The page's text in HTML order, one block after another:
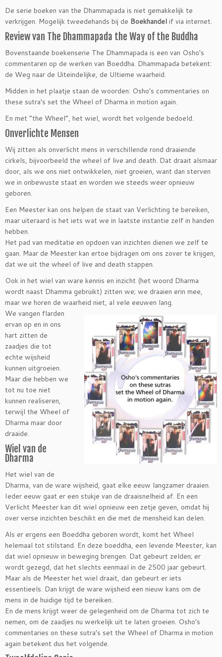
De serie boeken van the Dhammapada is niet gemakkelijk te
verkrijgen. Mogelijk tweedehands bij de Boekhandel if via internet.
Review van The Dhammapada the Way of the Buddha
Bovenstaande boekenserie The Dhammapada is een van Osho’s
commentaren op de werken van Boeddha. Dhammapada betekent:
de Weg naar de Uiteindelijke, de Ultieme waarheid.
Midden in het plaatje staan de woorden: Osho’s commentaries on
these sutra’s set the Wheel of Dharma in motion again.
En met “the Wheel”, het wiel, wordt het volgende bedoeld.
Onverlichte Mensen
Wij zitten als onverlicht mens in verschillende rond draaiende
cirkels, bijvoorbeeld the wheel of live and death. Dat draait alsmaar
door, als we ons niet ontwikkelen, niet groeien, want dan sterven
we in onbewuste staat en worden we steeds weer opnieuw
geboren.
Een Meester kan ons helpen de staat van Verlichting te bereiken,
maar uiteraard is het iets wat we in laatste instantie zelf in handen
hebben.
Het pad van meditatie en opdoen van inzichten dienen we zelf te
gaan. Maar de Meester kan ertoe bijdragen om ons zover te krijgen,
dat we uit the wheel of live and death stappen.
Ook in het wiel van ware kennis en inzicht (het woord Dharma
wordt naast Dhamma gebruikt) zitten we; we draaien erin mee,
maar we horen de waarheid niet, al vele eeuwen lang.
We vangen flarden
ervan op en in ons
hart zitten de
zaadjes die tot
echte wijsheid
kunnen uitgroeien.
Maar die hebben we
tot nu toe niet
kunnen realiseren,
terwijl the Wheel of
Dharma maar door
draaide.
Wiel van de
Dharma
Het wiel van de
Dharma, van de ware wijsheid, gaat elke eeuw langzamer draaien.
Ieder eeuw gaat er een stukje van de draaisnelheid af. En een
Verlicht Meester kan dit wiel opnieuw een zetje geven, omdat hij
over verse inzichten beschikt en die met de mensheid kan delen.
Als er ergens een Boeddha geboren wordt, komt het Wheel
helemaal tot stilstand. En deze boeddha, een levende Meester, kan
dat wiel opnieuw in beweging brengen. Dat gebeurt zelden; er
wordt gezegd, dat het slechts eenmaal in de 2500 jaar gebeurt.
Maar als de Meester het wiel draait, dan gebeurt er iets
essentieels. Dan krijgt de ware wijsheid een nieuw kans om de
mens in de huidige tijd te bereiken.
En de mens krijgt weer de gelegenheid om de Dharma tot zich te
nemen, om de zaadjes nu werkelijk uit te laten groeien. Osho’s
commentaries on these sutra’s set the Wheel of Dharma in motion
again betekent dus het volgende.